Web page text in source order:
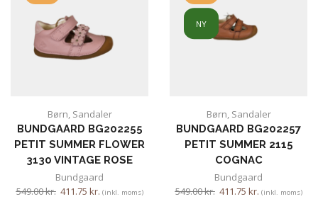
Børn, Sandaler
BUNDGAARD BG202255
PETIT SUMMER FLOWER
3130 VINTAGE ROSE
Bundgaard
549.00kr. 411.75 kr. (inkl. moms)
NY
Børn, Sandaler
BUNDGAARD BG202257
PETIT SUMMER 2115
COGNAC
Bundgaard
549.00kr. 411.75 kr. (inkl. moms)